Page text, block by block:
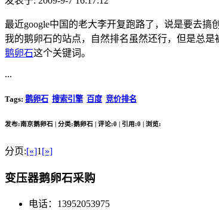
最近google中国的老大李开复跑路了，说是要去搞
我的鹅卵石的站点，自然排名虽然还行，但是总
鹅卵石这个关键词。
...
Tags: 鹅卵石 搜索引擎 百度 竞价排名
发布:南京鹅卵石 | 分类:鹅卵石 | 评论:0 | 引用:0 | 浏览:
分页:[«]1 [»]
变压器鹅卵石采购
电话：13952053975